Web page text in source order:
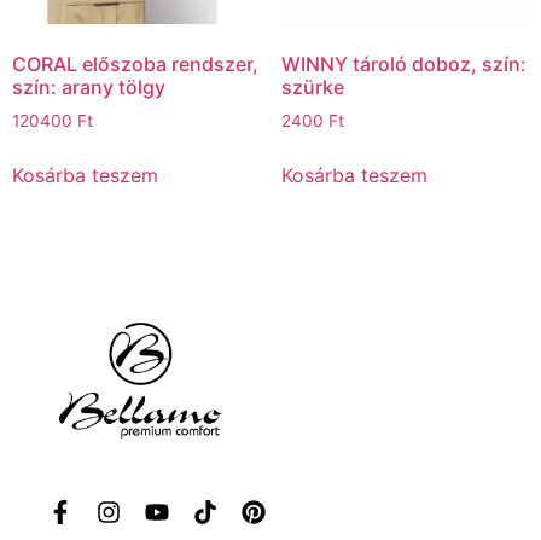
CORAL előszoba rendszer,
szín: arany tölgy
120400 Ft
Kosárba teszem
WINNY tároló doboz, szín:
szürke
2400 Ft
Kosárba teszem